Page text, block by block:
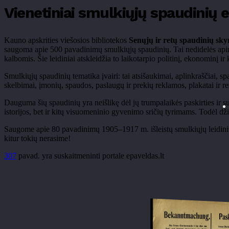
Vienetiniai smulkiųjų spaudinių
Kauno apskrities viešosios bibliotekos Senųjų ir retų spaudinių
saugoma apie 500 pavadinimų smulkiųjų spaudinių. Tai nedidelės
kalbomis. Šie leidiniai atskleidžia to laikotarpio politinį, ekonominį ir
Smulkiųjų spaudinių tematika įvairi: tai atsišaukimai, aplinkraščiai,
skelbimai, įmonių, spaudos, paslaugų ir prekių reklamos, plakatai ir
Dauguma šių spaudinių yra neišlikę dėl jų trumpalaikės paskirties ir
istorijos, bet ir kitų visuomeninio gyvenimo sričių tyrimams. Todėl
Saugome apie 80 pavadinimų 1905–1917 m. išleistų smulkiųjų
kitur tokių nerasime!
307 pavad. yra suskaitmeninti portale epaveldas.lt